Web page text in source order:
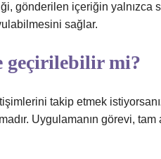
gönderilen içeriğin
sağlar.
geçirilebilir mi?
takip etmek
Uygulamanın görevi,